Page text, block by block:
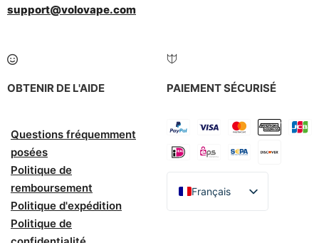
support@volovape.com
OBTENIR DE L'AIDE
Questions fréquemment
posées
Politique de
remboursement
Politique d'expédition
Politique de
PAIEMENT SÉCURISÉ
Français
English